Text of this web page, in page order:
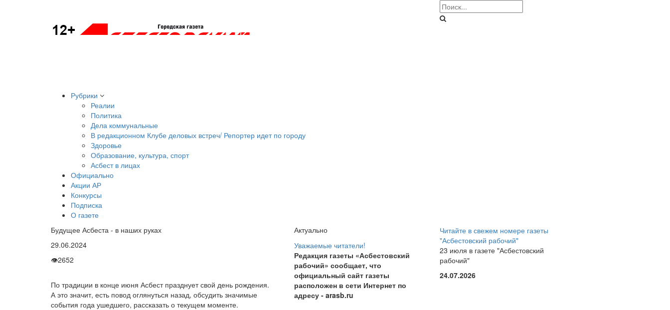
Рубрики
Реалии
Политика
Дела коммунальные
В редакционном Клубе деловых встреч/ Репортер идет по городу
Здоровье
Образование, культура, спорт
Асбест в лицах
Официально
Акции АР
Конкурсы
Подписка
О газете
Будущее Асбеста - в наших руках
29.06.2024
👁2652
По традиции в конце июня Асбест празднует свой день рождения.
А это значит, есть повод оглянуться назад, обсудить значимые
события года ушедшего, рассказать о текущем моменте.
Актуально
Уважаемые читатели!
Редакция газеты «Асбестовский
рабочий» сообщает, что
официальный сайт газеты
расположен в сети Интернет по
адресу - arasb.ru
Читайте в свежем номере газеты
"Асбестовский рабочий"
23 июля в газете "Асбестовский
рабочий"
24.07.2026